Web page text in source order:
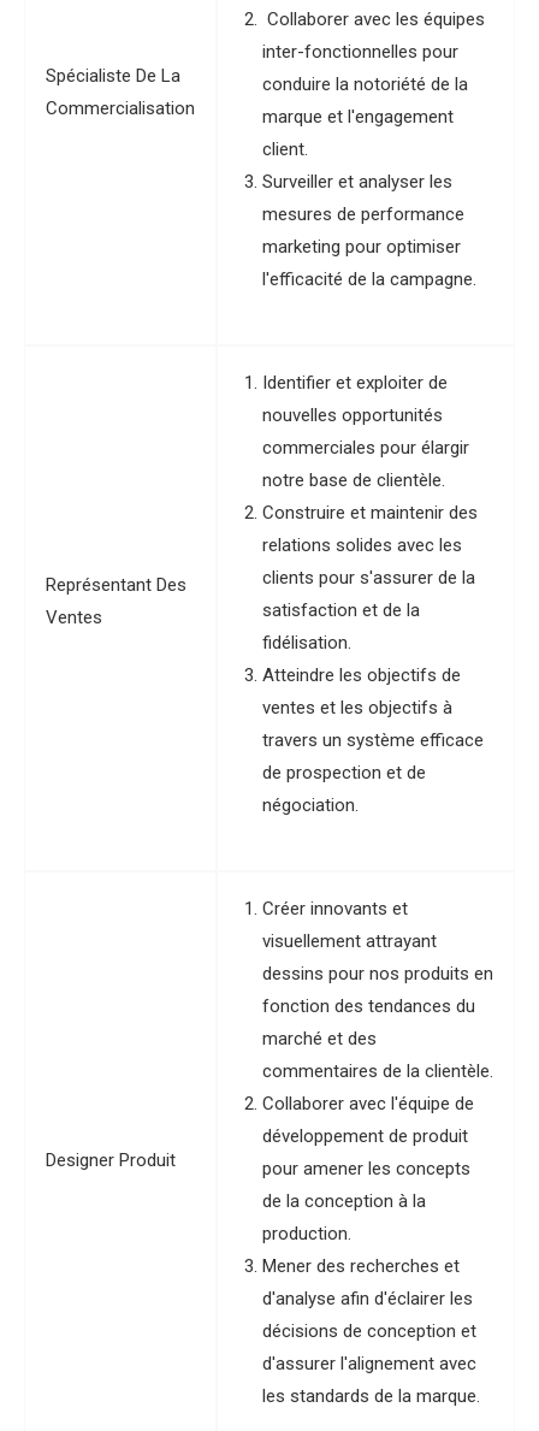
Spécialiste De La
Commercialisation
Collaborer avec les équipes
inter-fonctionnelles pour
conduire la notoriété de la
marque et l'engagement
client.
Surveiller et analyser les
mesures de performance
marketing pour optimiser
l'efficacité de la campagne.
Représentant Des
Ventes
Identifier et exploiter de
nouvelles opportunités
commerciales pour élargir
notre base de clientèle.
Construire et maintenir des
relations solides avec les
clients pour s'assurer de la
satisfaction et de la
fidélisation.
Atteindre les objectifs de
ventes et les objectifs à
travers un système efficace
de prospection et de
négociation.
Designer Produit
Créer innovants et
visuellement attrayant
dessins pour nos produits en
fonction des tendances du
marché et des
commentaires de la clientèle.
Collaborer avec l'équipe de
développement de produit
pour amener les concepts
de la conception à la
production.
Mener des recherches et
d'analyse afin d'éclairer les
décisions de conception et
d'assurer l'alignement avec
les standards de la marque.